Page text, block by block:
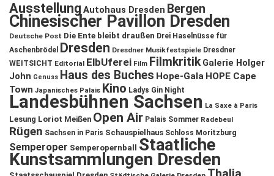
Ausstellung Autohaus Dresden Bergen
Chinesischer Pavillon Dresden
Deutsche Post Die Ente bleibt draußen Drei Haselnüsse für
Aschenbrödel
Dresden Dresdner Musikfestspiele Dresdner
WEITSICHT Editorial ElbUferei Film Filmkritik Galerie Holger
John Genuss Haus des Buches Hope-Gala HOPE Cape
Town Japanisches Palais Kino Ladys Gin Night
Landesbühnen Sachsen La Saxe à Paris
Lesung Loriot Meißen Open Air Palais Sommer Radebeul
Rügen Sachsen in Paris Schauspielhaus Schloss Moritzburg
Semperoper Semperopernball Staatliche
Kunstsammlungen Dresden